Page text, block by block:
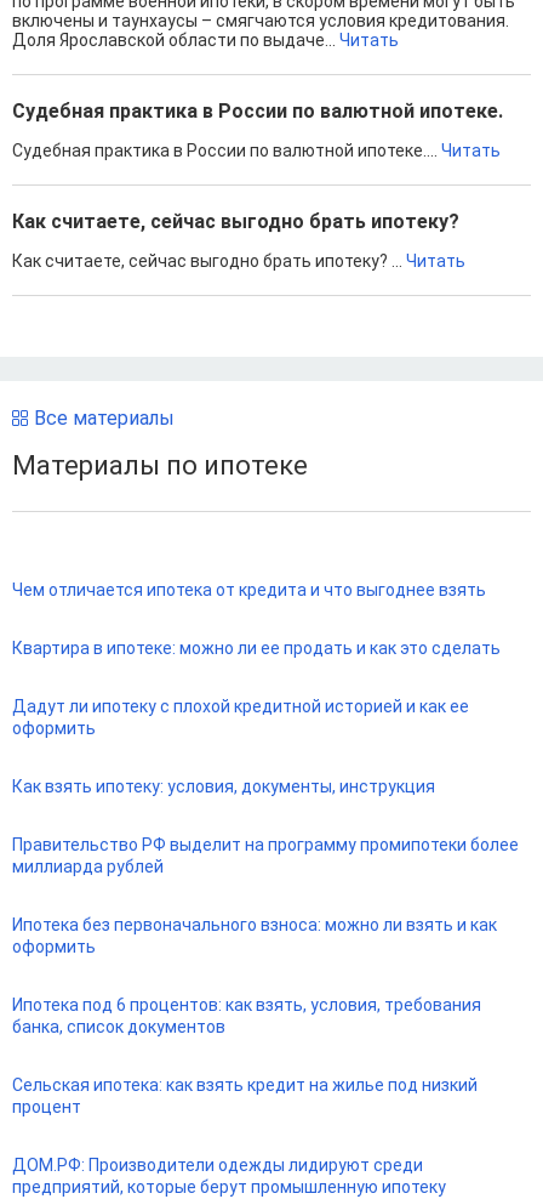
включены и таунхаусы – смягчаются условия кредитования.
Доля Ярославской области по выдаче... Читать
Судебная практика в России по валютной ипотеке.
Судебная практика в России по валютной ипотеке.... Читать
Как считаете, сейчас выгодно брать ипотеку?
Как считаете, сейчас выгодно брать ипотеку? ... Читать
Все материалы
Материалы по ипотеке
Чем отличается ипотека от кредита и что выгоднее взять
Квартира в ипотеке: можно ли ее продать и как это сделать
Дадут ли ипотеку с плохой кредитной историей и как ее
оформить
Как взять ипотеку: условия, документы, инструкция
Правительство РФ выделит на программу промипотеки более
миллиарда рублей
Ипотека без первоначального взноса: можно ли взять и как
оформить
Ипотека под 6 процентов: как взять, условия, требования
банка, список документов
Сельская ипотека: как взять кредит на жилье под низкий
процент
ДОМ.РФ: Производители одежды лидируют среди
предприятий, которые берут промышленную ипотеку